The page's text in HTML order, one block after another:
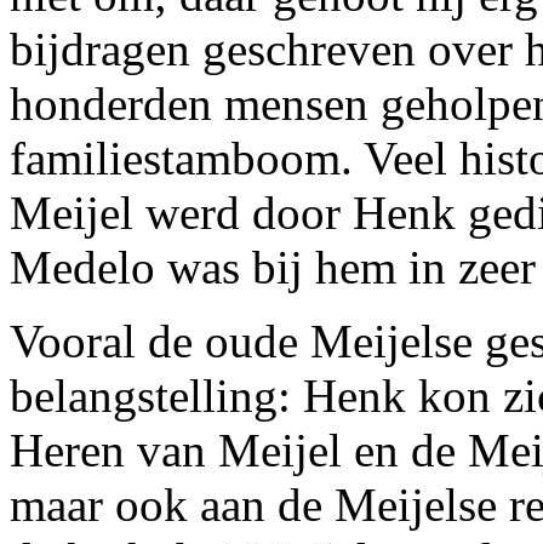
bijdragen geschreven over
honderden mensen
familiestamboom. Veel
Meijel werd door Henk
Medelo was bij hem in
Vooral de oude Meijelse
belangstelling: Henk kon
Heren van Meijel en de
maar ook aan de Meijelse